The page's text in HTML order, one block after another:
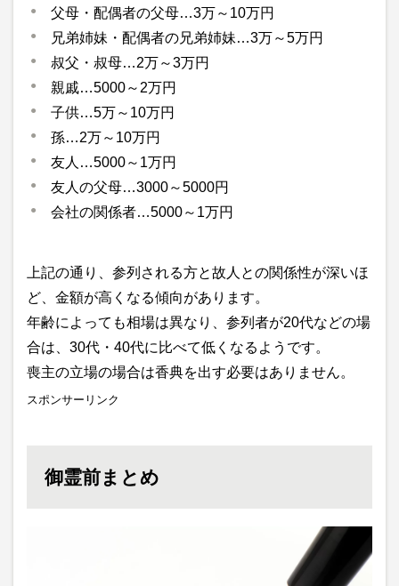
父母・配偶者の父母…3万～10万円
兄弟姉妹・配偶者の兄弟姉妹…3万～5万円
叔父・叔母…2万～3万円
親戚…5000～2万円
子供…5万～10万円
孫…2万～10万円
友人…5000～1万円
友人の父母…3000～5000円
会社の関係者…5000～1万円
上記の通り、参列される方と故人との関係性が深いほ
ど、金額が高くなる傾向があります。
年齢によっても相場は異なり、参列者が20代などの場
合は、30代・40代に比べて低くなるようです。
喪主の立場の場合は香典を出す必要はありません。
スポンサーリンク
御霊前まとめ